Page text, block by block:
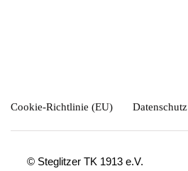
Cookie-Richtlinie (EU) Datenschutz
© Steglitzer TK 1913 e.V.